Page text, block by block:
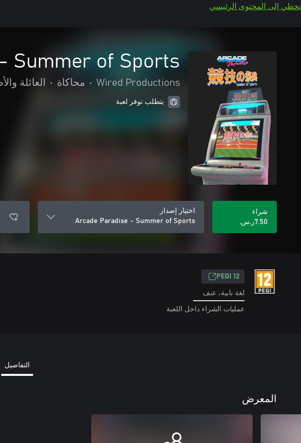
تخطي إلى المحتوى الرئيسي
Summer of Sports
Wired Productions
• محاكاة • العائلة
يتطلب توفر لعبة
شراء
‪ر.س.‏‎7.50‬
اختيار إصدار
Arcade Paradise - Summer of Sports
PEGI 12
لغة نابية، عنف
عمليات الشراء داخل اللعبة
التفاصيل
المعرض